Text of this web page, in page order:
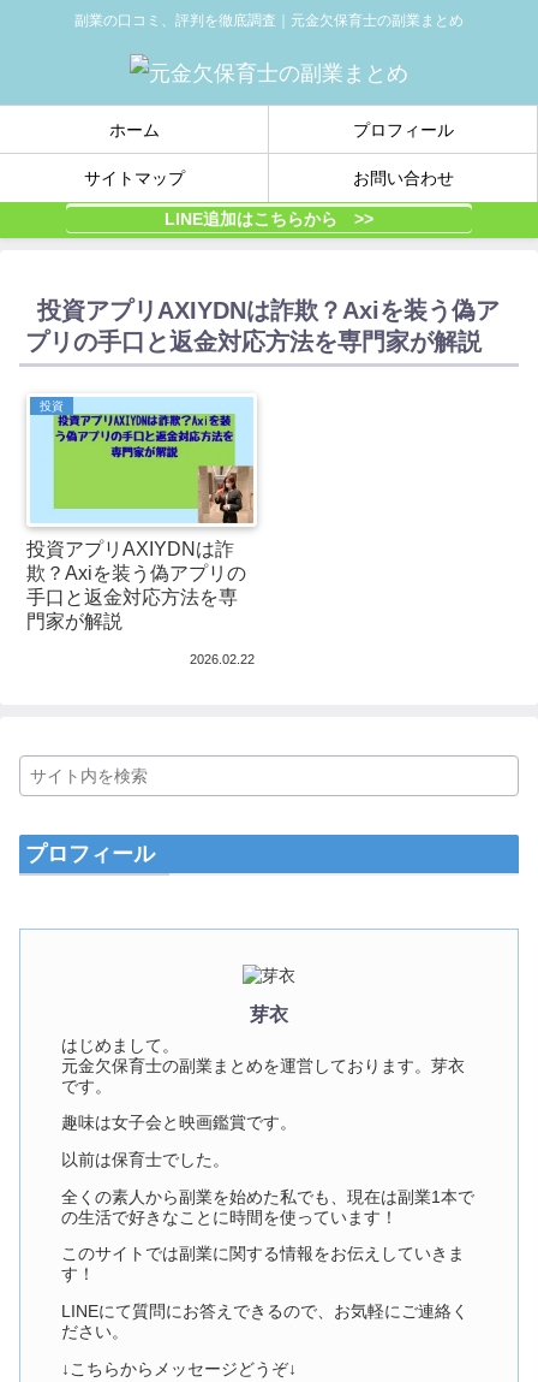
副業の口コミ、評判を徹底調査｜元金欠保育士の副業まとめ
ホーム プロフィール
サイトマップ お問い合わせ
LINE追加はこちらから >>
投資アプリAXIYDNは詐欺？Axiを装う偽ア
プリの手口と返金対応方法を専門家が解説
投資
投資アプリAXIYDNは詐
欺？Axiを装う偽アプリの
手口と返金対応方法を専
門家が解説
2026.02.22
プロフィール
芽衣
はじめまして。
元金欠保育士の副業まとめを運営しております。芽衣
です。
趣味は女子会と映画鑑賞です。
以前は保育士でした。
全くの素人から副業を始めた私でも、現在は副業1本で
の生活で好きなことに時間を使っています！
このサイトでは副業に関する情報をお伝えしていきま
す！
LINEにて質問にお答えできるので、お気軽にご連絡く
ださい。
↓こちらからメッセージどうぞ↓